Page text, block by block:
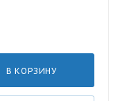
В КОРЗИНУ